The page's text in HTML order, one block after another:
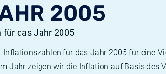
2005
das Jahr 2005
für das Jahr 2005 für eine
Jahr zeigen wir die Inflation auf Basis des